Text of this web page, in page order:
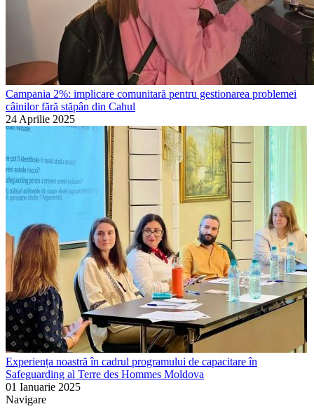
Campania 2%: implicare comunitară pentru gestionarea problemei
câinilor fără stăpân din Cahul
24 Aprilie 2025
Experiența noastră în cadrul programului de capacitare în
Safeguarding al Terre des Hommes Moldova
01 Ianuarie 2025
Navigare